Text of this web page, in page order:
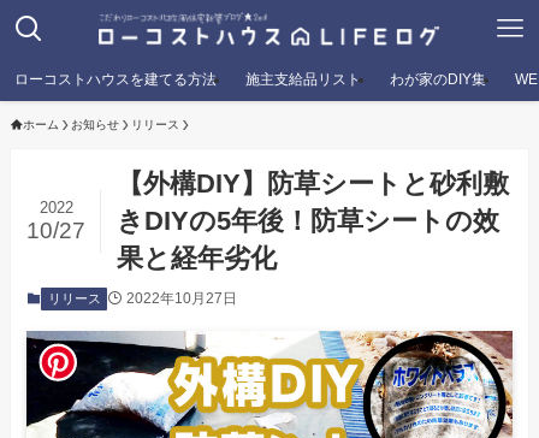
ローコストハウスを建てる方法 施主支給品リスト わが家のDIY集
ホーム お知らせ リリース
【外構DIY】防草シートと砂利敷
きDIYの5年後！防草シートの效
果と経年劣化
2022
10/27
リリース 2022年10月27日